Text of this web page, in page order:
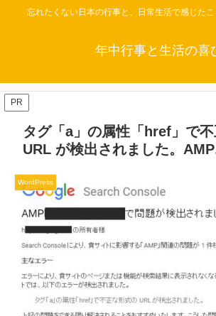
忘れたくない日本の行事と、日常生活で感じたこ
年中行事と生活の喜
PR
タグ「a」の属性「href」で
URL が検出されました。
WordPress